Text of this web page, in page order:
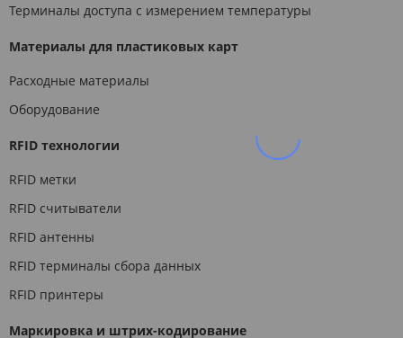
Терминалы доступа с измерением температуры
Материалы для пластиковых карт
Расходные материалы
Оборудование
RFID технологии
RFID метки
RFID считыватели
RFID антенны
RFID терминалы сбора данных
RFID принтеры
Маркировка и штрих-кодирование